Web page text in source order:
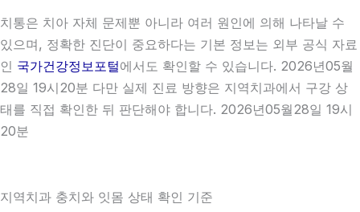
치통은 치아 자체 문제뿐 아니라 여러 원인에 의해 나타날 수
있으며, 정확한 진단이 중요하다는 기본 정보는 외부 공식 자료
인 국가건강정보포털에서도 확인할 수 있습니다. 2026년05월
28일 19시20분 다만 실제 진료 방향은 지역치과에서 구강 상
태를 직접 확인한 뒤 판단해야 합니다. 2026년05월28일 19시
20분
지역치과 충치와 잇몸 상태 확인 기준